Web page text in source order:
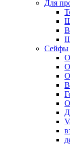
Для
Сейфы